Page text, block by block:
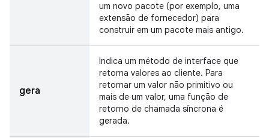
um novo pacote (por exemplo, uma
extensão de fornecedor) para
construir em um pacote mais antigo.
gera
Indica um método de interface que
retorna valores ao cliente. Para
retornar um valor não primitivo ou
mais de um valor, uma função de
retorno de chamada síncrona é
gerada.